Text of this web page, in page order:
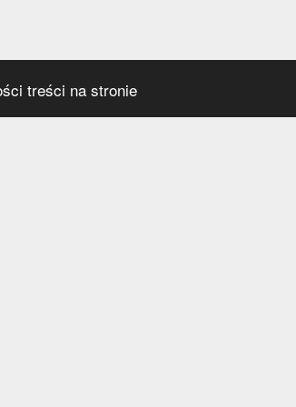
treści na stronie